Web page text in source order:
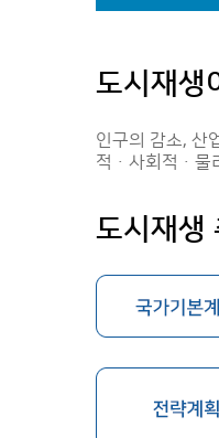
도시재생
인구의 감소, 산
적ㆍ사회적ㆍ물
도시재생